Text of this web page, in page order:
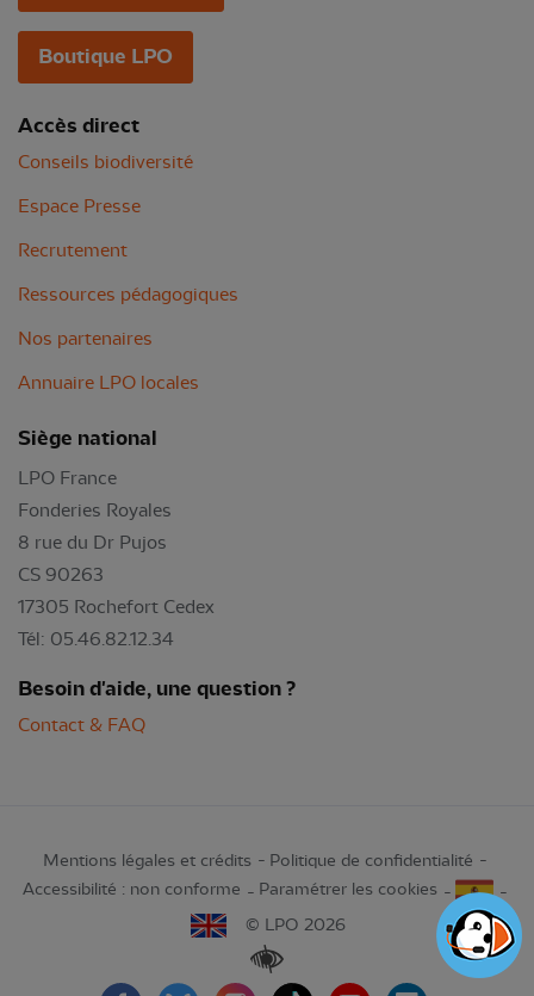
Boutique LPO
Accès direct
Conseils biodiversité
Espace Presse
Recrutement
Ressources pédagogiques
Nos partenaires
Annuaire LPO locales
Siège national
LPO France
Fonderies Royales
8 rue du Dr Pujos
CS 90263
17305 Rochefort Cedex
Tél: 05.46.82.12.34
Besoin d'aide, une question ?
Contact & FAQ
Mentions légales et crédits
Politique de confidentialité
Accessibilité : non conforme
Paramétrer les cookies
© LPO 2026
Renforcer les contrastes